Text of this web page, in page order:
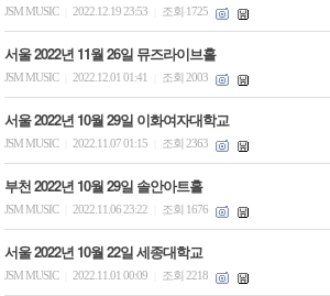
JSM MUSIC 2022.12.19 23:53 조회 1725
서울 2022년 11월 26일 뮤즈라이브홀
JSM MUSIC 2022.12.01 01:41 조회 2003
서울 2022년 10월 29일 이화여자대학교
JSM MUSIC 2022.11.07 01:15 조회 2363
부천 2022년 10월 29일 솔안아트홀
JSM MUSIC 2022.11.06 23:22 조회 1676
서울 2022년 10월 22일 세종대학교
JSM MUSIC 2022.11.01 00:09 조회 2218